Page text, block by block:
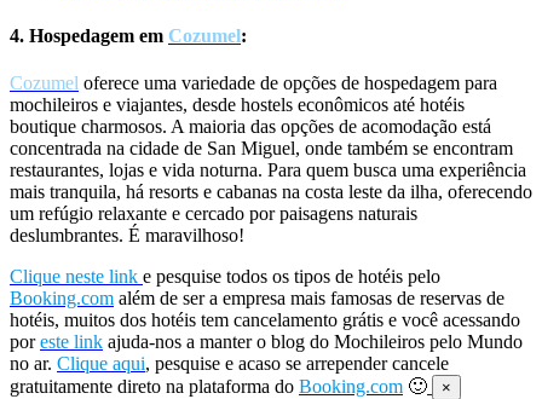
4. Hospedagem em Cozumel:
Cozumel oferece uma variedade de opções de hospedagem para
mochileiros e viajantes, desde hostels econômicos até hotéis
boutique charmosos. A maioria das opções de acomodação está
concentrada na cidade de San Miguel, onde também se encontram
restaurantes, lojas e vida noturna. Para quem busca uma experiência
mais tranquila, há resorts e cabanas na costa leste da ilha, oferecendo
um refúgio relaxante e cercado por paisagens naturais
deslumbrantes. É maravilhoso!
Clique neste link e pesquise todos os tipos de hotéis pelo
Booking.com além de ser a empresa mais famosas de reservas de
hotéis, muitos dos hotéis tem cancelamento grátis e você acessando
poreste link ajuda-nos a manter o blog do Mochileiros pelo Mundo
no ar. Clique aqui, pesquise e acaso se arrepender cancele
gratuitamente direto na plataforma do Booking.com 🙂 ×